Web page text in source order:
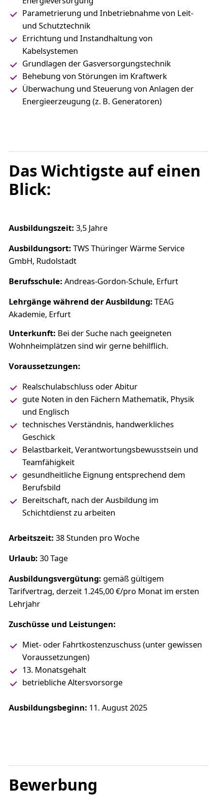
Parametrierung und Inbetriebnahme von Leit-
und Schutztechnik
Errichtung und Instandhaltung von
Kabelsystemen
Grundlagen der Gasversorgungstechnik
Behebung von Störungen im Kraftwerk
Überwachung und Steuerung von Anlagen der
Energieerzeugung (z. B. Generatoren)
Das Wichtigste auf einen
Blick:
Ausbildungszeit: 3,5 Jahre
Ausbildungsort: TWS Thüringer Wärme Service
GmbH, Rudolstadt
Berufsschule: Andreas-Gordon-Schule, Erfurt
Lehrgänge während der Ausbildung: TEAG
Akademie, Erfurt
Unterkunft: Bei der Suche nach geeigneten
Wohnheimplätzen sind wir gerne behilflich.
Voraussetzungen:
Realschulabschluss oder Abitur
gute Noten in den Fächern Mathematik, Physik
und Englisch
technisches Verständnis, handwerkliches
Geschick
Belastbarkeit, Verantwortungsbewusstsein und
Teamfähigkeit
gesundheitliche Eignung entsprechend dem
Berufsbild
Bereitschaft, nach der Ausbildung im
Schichtdienst zu arbeiten
Arbeitszeit: 38 Stunden pro Woche
Urlaub: 30 Tage
Ausbildungsvergütung: gemäß gültigem
Tarifvertrag, derzeit 1.245,00 €/pro Monat im ersten
Lehrjahr
Zuschüsse und Leistungen:
Miet- oder Fahrtkostenzuschuss (unter gewissen
Voraussetzungen)
13. Monatsgehalt
betriebliche Altersvorsorge
Ausbildungsbeginn: 11. August 2025
Bewerbung